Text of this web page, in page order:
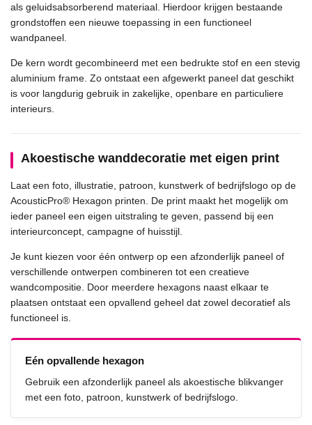
als geluidsabsorberend materiaal. Hierdoor krijgen bestaande
grondstoffen een nieuwe toepassing in een functioneel
wandpaneel.
De kern wordt gecombineerd met een bedrukte stof en een stevig
aluminium frame. Zo ontstaat een afgewerkt paneel dat geschikt
is voor langdurig gebruik in zakelijke, openbare en particuliere
interieurs.
Akoestische wanddecoratie met eigen print
Laat een foto, illustratie, patroon, kunstwerk of bedrijfslogo op de
AcousticPro® Hexagon printen. De print maakt het mogelijk om
ieder paneel een eigen uitstraling te geven, passend bij een
interieurconcept, campagne of huisstijl.
Je kunt kiezen voor één ontwerp op een afzonderlijk paneel of
verschillende ontwerpen combineren tot een creatieve
wandcompositie. Door meerdere hexagons naast elkaar te
plaatsen ontstaat een opvallend geheel dat zowel decoratief als
functioneel is.
Eén opvallende hexagon
Gebruik een afzonderlijk paneel als akoestische blikvanger
met een foto, patroon, kunstwerk of bedrijfslogo.